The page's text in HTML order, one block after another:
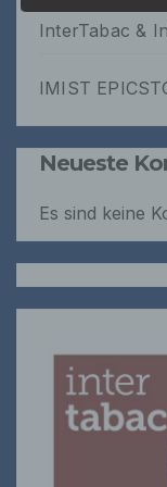
InterTabac &
IMIST
Neueste
Es sind keine
und
dass die
einer
g)
oder
und
Sind die